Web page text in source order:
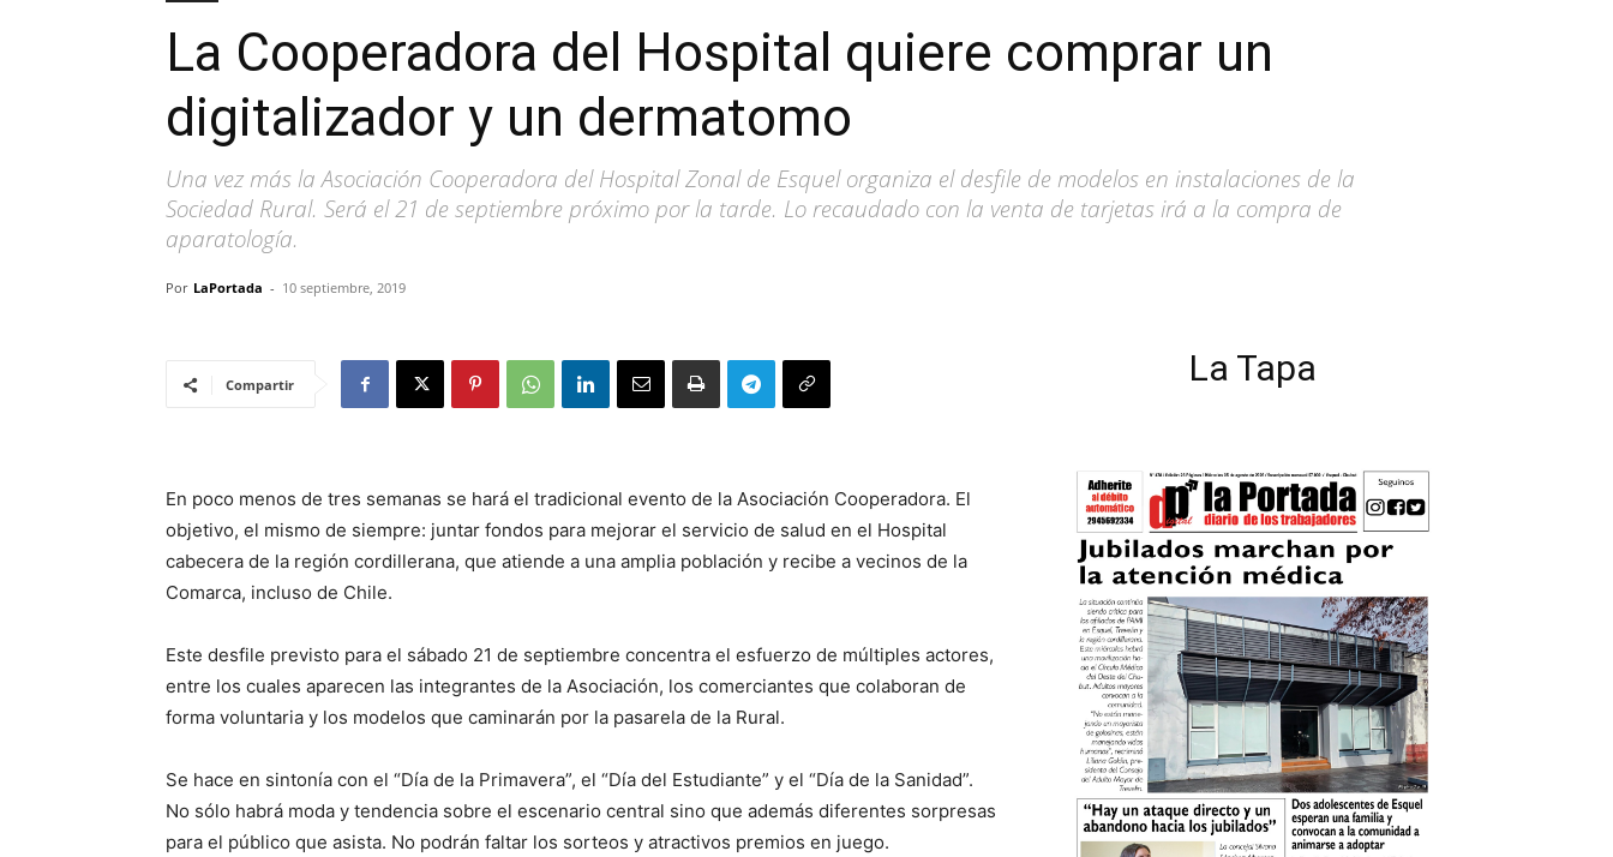
La Cooperadora del Hospital quiere comprar un
digitalizador y un dermatomo
Una vez más la Asociación Cooperadora del Hospital Zonal de Esquel organiza el desfile de modelos en instalaciones de la
Sociedad Rural. Será el 21 de septiembre próximo por la tarde. Lo recaudado con la venta de tarjetas irá a la compra de
aparatología.
Por LaPortada - 10 septiembre, 2019
Compartir
En poco menos de tres semanas se hará el tradicional evento de la Asociación Cooperadora. El
objetivo, el mismo de siempre: juntar fondos para mejorar el servicio de salud en el Hospital
cabecera de la región cordillerana, que atiende a una amplia población y recibe a vecinos de la
Comarca, incluso de Chile.
Este desfile previsto para el sábado 21 de septiembre concentra el esfuerzo de múltiples actores,
entre los cuales aparecen las integrantes de la Asociación, los comerciantes que colaboran de
forma voluntaria y los modelos que caminarán por la pasarela de la Rural.
Se hace en sintonía con el “Día de la Primavera”, el “Día del Estudiante” y el “Día de la Sanidad”.
No sólo habrá moda y tendencia sobre el escenario central sino que además diferentes sorpresas
para el público que asista. No podrán faltar los sorteos y atractivos premios en juego.
La Tapa